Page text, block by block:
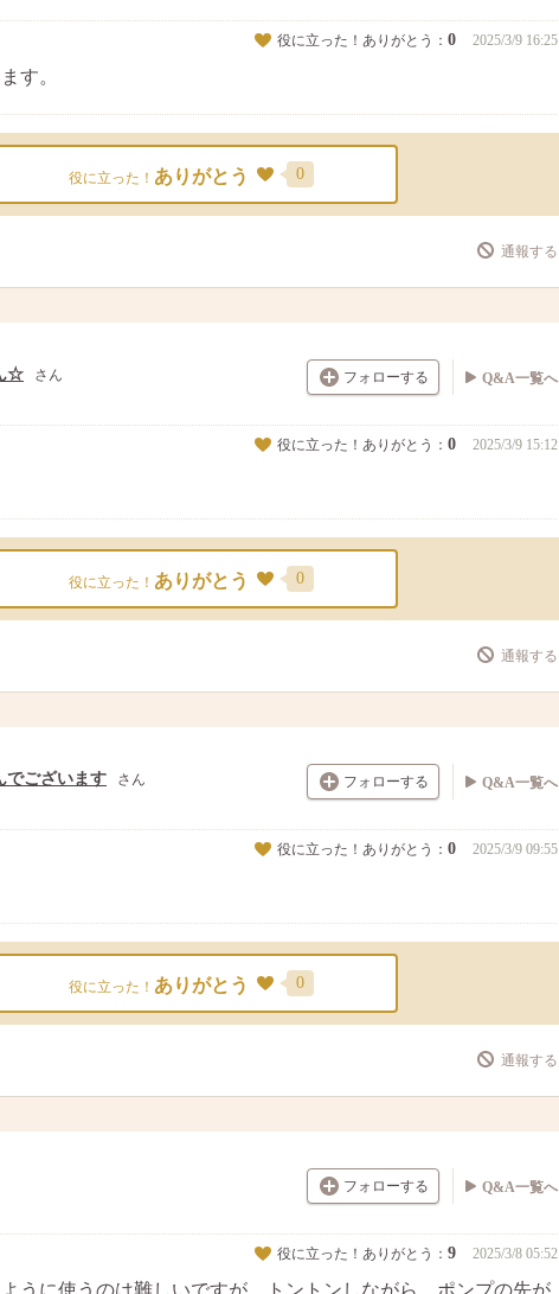
役に立った！ありがとう： 0 2025/3/9 16:25
す。
役に立った！ ありがとう 0
通報する
フォローする
☆ さん Q&A一覧へ
役に立った！ありがとう： 0 2025/3/9 15:12
役に立った！ ありがとう 0
通報する
フォローする
でございます さん Q&A一覧へ
役に立った！ありがとう： 0 2025/3/9 09:55
役に立った！ ありがとう 0
通報する
フォローする Q&A一覧へ
役に立った！ありがとう： 9 2025/3/8 05:52
うに使うのは難しいですが、トントンしながら、ポンプの先が